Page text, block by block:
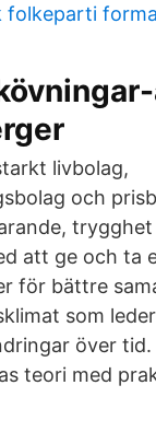
folkeparti
livbolag,
och
trygghet
att ge och ta
för bättre
som
över
teori med